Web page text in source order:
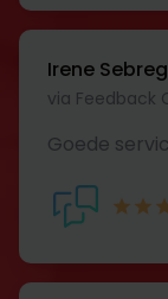
Irene
via Feedback
Goede